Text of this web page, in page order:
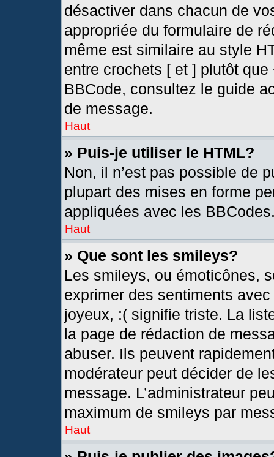
désactiver dans chacun de
appropriée du formulaire de
même est similaire au style
entre crochets [ et ] plutôt
BBCode, consultez le guide
de message.
Haut
» Puis-je utiliser le HTML?
Non, il n’est pas possible de
plupart des mises en forme
appliquées avec les
Haut
» Que sont les smileys?
Les smileys, ou émoticônes,
exprimer des sentiments
joyeux, :( signifie triste. La
la page de rédaction de
abuser. Ils peuvent
modérateur peut décider de
message. L’administrateur
maximum de smileys par
Haut